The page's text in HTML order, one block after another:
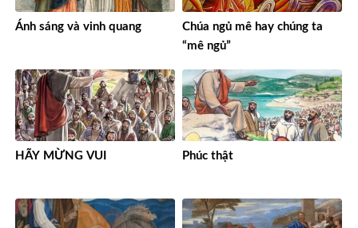
Ánh sáng và vinh quang
Chúa ngủ mê hay chúng ta
“mê ngủ”
HÃY MỪNG VUI Phúc thật